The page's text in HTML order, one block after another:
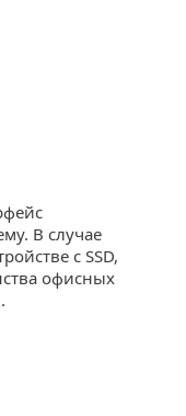
В случае
с SSD,
офисных